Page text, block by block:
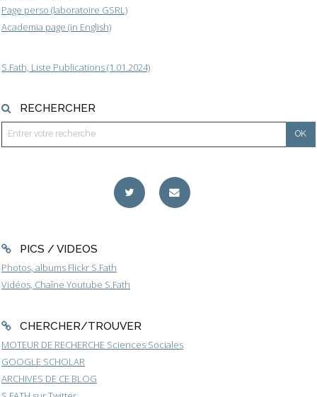
Page perso (laboratoire GSRL)
Academia page (in English)
S.Fath, Liste Publications (1.01.2024)
RECHERCHER
PICS / VIDEOS
Photos, albums Flickr S.Fath
Vidéos, Chaîne Youtube S.Fath
CHERCHER/TROUVER
MOTEUR DE RECHERCHE Sciences Sociales
GOOGLE SCHOLAR
ARCHIVES DE CE BLOG